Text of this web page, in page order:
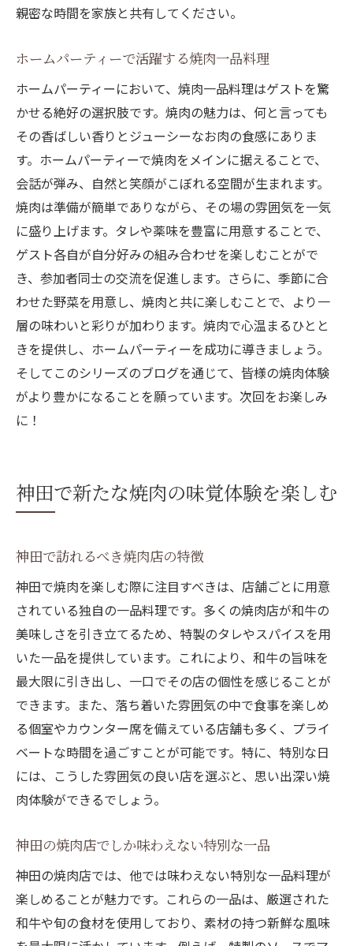
親密な時間を家族と共有してください。
ホームパーティーで活躍する焼肉一品料理
ホームパーティーにおいて、焼肉一品料理はゲストを驚
かせる絶好の選択肢です。焼肉の魅力は、何と言っても
その香ばしい香りとジューシーなお肉の食感にありま
す。ホームパーティーで焼肉をメインに据えることで、
会話が弾み、自然と笑顔がこぼれる空間が生まれます。
焼肉は準備が簡単でありながら、その場の雰囲気を一気
に盛り上げます。タレや薬味を豊富に用意することで、
ゲスト各自が自分好みの組み合わせを楽しむことがで
き、参加者同士の交流を促進します。さらに、季節に合
わせた野菜を用意し、焼肉と共に楽しむことで、より一
層の味わいと彩りが加わります。焼肉で心温まるひとと
きを提供し、ホームパーティーを成功に導きましょう。
そしてこのシリーズのブログを通じて、皆様の焼肉体験
がより豊かになることを願っています。次回をお楽しみ
に！
神田で新たな焼肉の味覚体験を楽しむ
神田で訪れるべき焼肉店の特徴
神田で焼肉を楽しむ際に注目すべきは、店舗ごとに用意
されている独自の一品料理です。多くの焼肉店が和牛の
美味しさを引き立てるため、特製のタレやスパイスを用
いた一品を提供しています。これにより、和牛の旨味を
最大限に引き出し、一口でその店の個性を感じることが
できます。また、落ち着いた雰囲気の中で食事を楽しめ
る個室やカウンター席を備えている店舗も多く、プライ
ベートな時間を過ごすことが可能です。特に、特別な日
には、こうした雰囲気の良い店を選ぶと、思い出深い焼
肉体験ができるでしょう。
神田の焼肉店でしか味わえない特別な一品
神田の焼肉店では、他では味わえない特別な一品料理が
楽しめることが魅力です。これらの一品は、厳選された
和牛や旬の食材を使用しており、素材の持つ新鮮な風味